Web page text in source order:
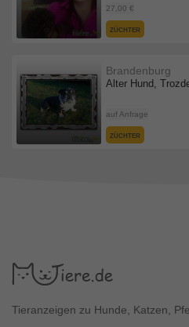
27,00 €
ZÜCHTER
Alter Hund,
Brandenburg
auf Anfrage
ZÜCHTER
Tieranzeigen zu Hunde, Katzen,